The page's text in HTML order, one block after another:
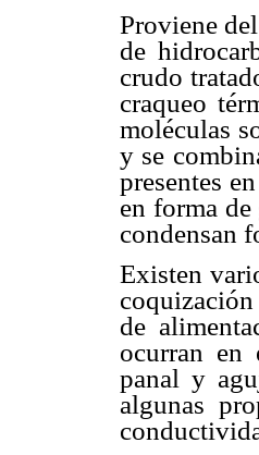
Proviene
de
crudo
craqueo
moléculas
y se
presentes
en forma
condensan
Existen
de
ocurran en
panal y
algunas